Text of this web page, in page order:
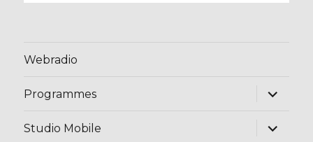
Webradio
Programmes
ouvrir
menu
Studio Mobile
ouvrir